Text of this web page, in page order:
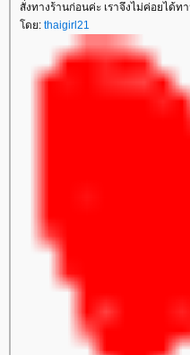
สั่งทางร้านก่อนค่ะ เราจึงไม่ค่อยได้
โดย: thaigirl21